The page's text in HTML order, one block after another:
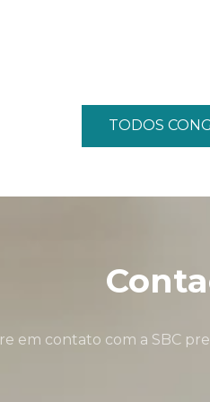
TODOS
em contato com a SBC